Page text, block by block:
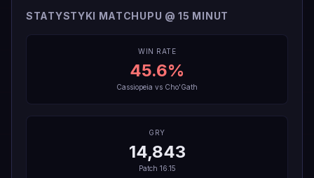
STATYSTYKI MATCHUPU @ 15 MINUT
WIN RATE
45.6%
Cassiopeia vs Cho'Gath
GRY
14,843
Patch 16.15